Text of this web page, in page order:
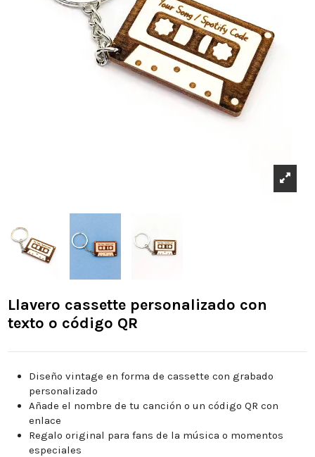
Llavero cassette personalizado con
texto o código QR
Diseño vintage en forma de cassette con grabado
personalizado
Añade el nombre de tu canción o un código QR con
enlace
Regalo original para fans de la música o momentos
especiales